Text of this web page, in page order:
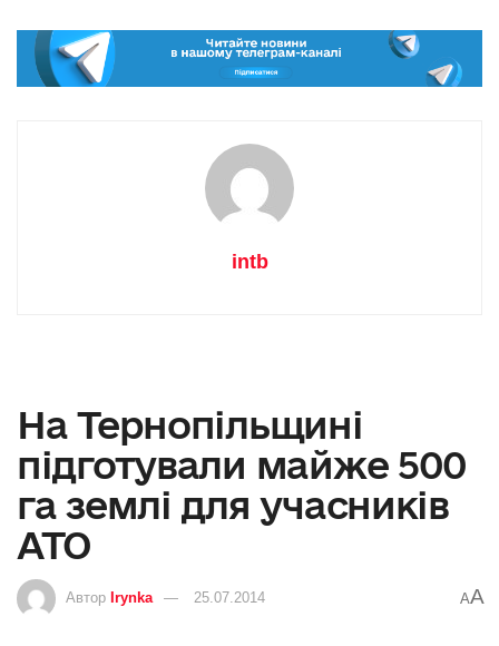
intb
На Тернопільщині
підготували майже 500
га землі для учасників
АТО
Автор Irynka 25.07.2014 AA